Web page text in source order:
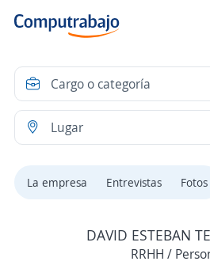
La empresa Entrevistas Fotos
DAVID ESTEBAN
RRHH /